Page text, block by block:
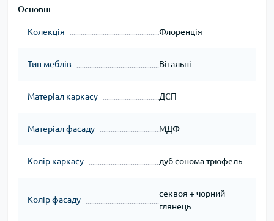
Основні
Колекція Флоренція
Тип меблів Вітальні
Матеріал каркасу ДСП
Матеріал фасаду МДФ
Колір каркасу дуб сонома трюфель
Колір фасаду
секвоя + чорний
глянець